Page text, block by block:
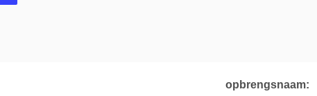
opbrengsnaam: